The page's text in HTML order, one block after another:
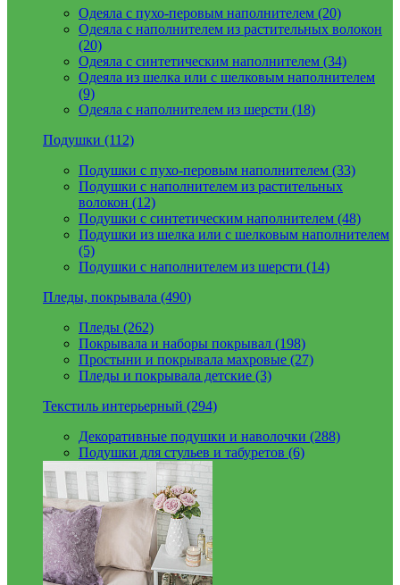
Одеяла с пухо-перовым наполнителем (20)
Одеяла с наполнителем из растительных волокон
(20)
Одеяла с синтетическим наполнителем (34)
Одеяла из шелка или с шелковым наполнителем
(9)
Одеяла с наполнителем из шерсти (18)
Подушки (112)
Подушки с пухо-перовым наполнителем (33)
Подушки с наполнителем из растительных
волокон (12)
Подушки с синтетическим наполнителем (48)
Подушки из шелка или с шелковым наполнителем
(5)
Подушки с наполнителем из шерсти (14)
Пледы, покрывала (490)
Пледы (262)
Покрывала и наборы покрывал (198)
Простыни и покрывала махровые (27)
Пледы и покрывала детские (3)
Текстиль интерьерный (294)
Декоративные подушки и наволочки (288)
Подушки для стульев и табуретов (6)